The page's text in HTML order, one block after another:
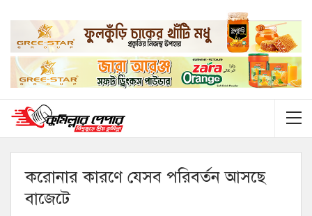
করোনার কারণে যেসব পরিবর্তন আসছে
বাজেটে